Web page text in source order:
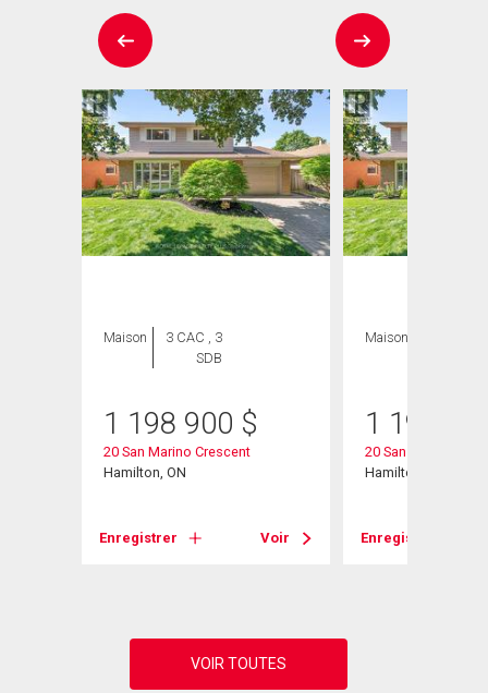
Maison
3 CAC , 3
SDB
1 198 900 $
20 San Marino Crescent
Hamilton, ON
Enregistrer Voir
Maison
1 198
20 San Marino
Hamilton, ON
Enregistrer